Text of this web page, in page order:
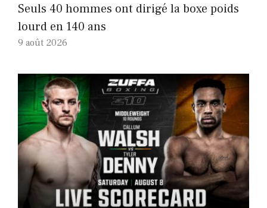
Seuls 40 hommes ont dirigé la boxe poids
lourd en 140 ans
9 août 2026